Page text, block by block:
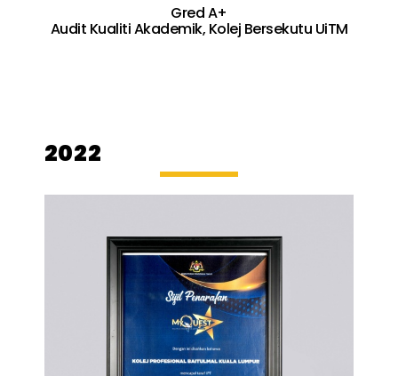
Gred A+
Audit Kualiti Akademik, Kolej Bersekutu UiTM
2022